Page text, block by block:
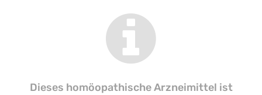
Dieses homöopathische Arzneimittel ist